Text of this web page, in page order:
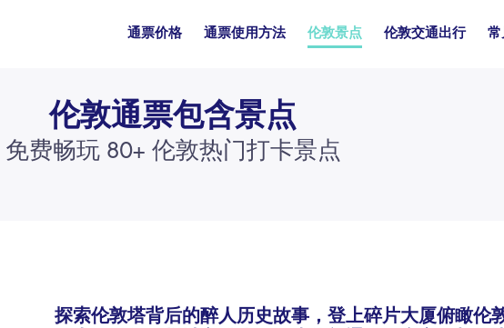
通票价格 通票使用方法 伦敦景点 伦敦交通出行 常
伦敦通票包含景点
免费畅玩 80+ 伦敦热门打卡景点
探索伦敦塔背后的醉人历史故事，登上碎片大厦俯瞰伦